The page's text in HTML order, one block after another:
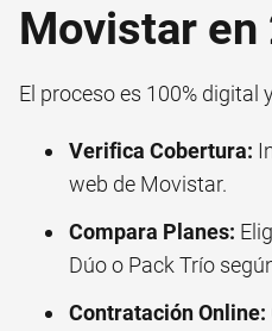
Movistar en
El proceso es 100% digital
Verifica Cobertura:
web de Movistar.
Compara Planes:
Dúo o Pack Trío
Contratación Online: